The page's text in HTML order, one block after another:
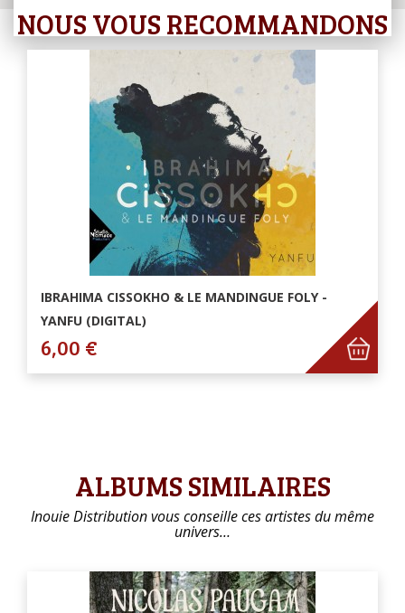
NOUS VOUS RECOMMANDONS
IBRAHIMA CISSOKHO & LE MANDINGUE FOLY -
YANFU (DIGITAL)
6,00 €
ALBUMS SIMILAIRES
Inouie Distribution vous conseille ces artistes du même
univers…